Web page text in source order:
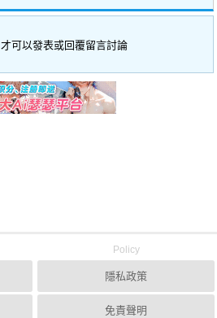
才可以發表或回覆留言討論
Policy
隱私政策
免責聲明